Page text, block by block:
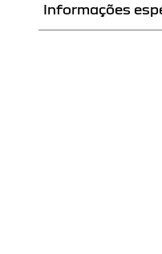
ACEDER AO
Informações